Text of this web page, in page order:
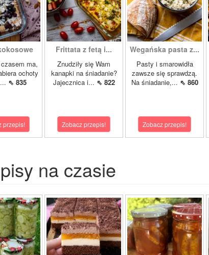
ma,
ochoty
⇖ 835
przepis!
Frittata z fetą i...
Znudziły się Wam
kanapki na śniadanie?
Jajecznica i... ⇖ 822
Zobacz przepis!
Wegańska pasta z...
Pasty i smarowidła
zawsze się sprawdzą.
Na śniadanie,... ⇖ 860
Zobacz przepis!
na czasie